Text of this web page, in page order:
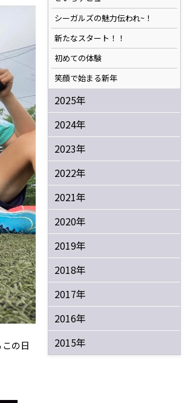
の日
シーガルズの魅力伝われ~！
新たなスタート！！
初めての体験
笑顔で始まる新年
2025年
2024年
2023年
2022年
2021年
2020年
2019年
2018年
2017年
2016年
2015年